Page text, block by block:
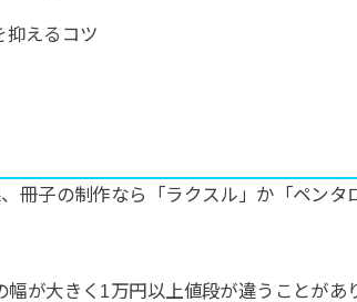
抑えるコツ
冊子の制作なら「ラクスル」か「ペンタ
が大きく1万円以上値段が違うことがあ